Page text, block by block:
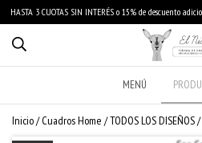
HASTA 3 CUOTAS SIN INTERÉS o 15% de descuento
MENÚ
Inicio/ Cuadros Home /TODOS LOS DISEÑOS/